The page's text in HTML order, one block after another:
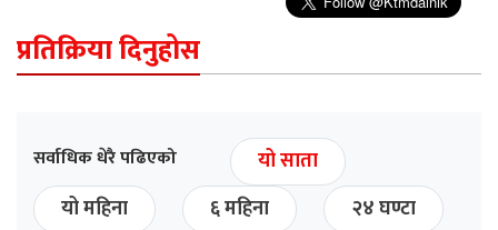
प्रतिक्रिया दिनुहोस
सर्वाधिक धेरै पढिएको
यो साता
यो महिना
६ महिना २४ घण्टा